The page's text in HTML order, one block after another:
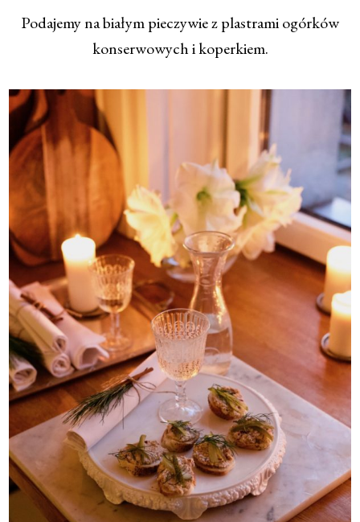
Podajemy na białym pieczywie z plastrami ogórków
konserwowych i koperkiem.